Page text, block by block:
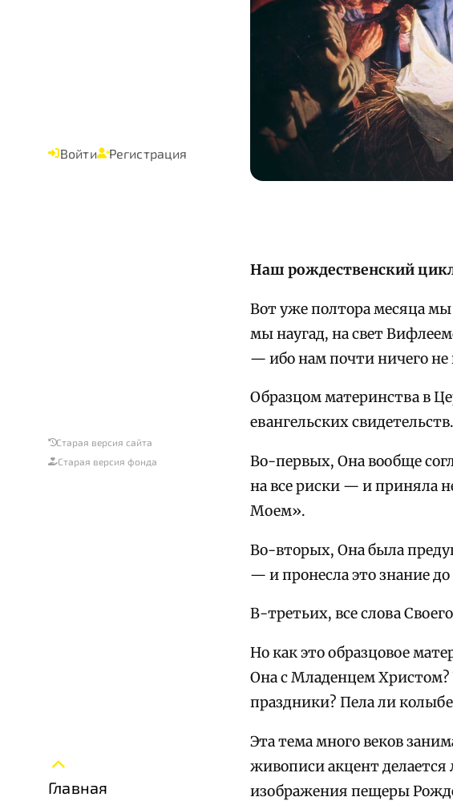
Войти Регистрация
Старая версия сайта
Старая версия фонда
Главная
Наш рождественский
Вот уже полтора месяца
мы наугад, на свет
— ибо нам почти ничего не
Образцом материнства в
евангельских свидетельств.
Во-первых, Она вообще
на все риски — и приняла
Моем».
Во-вторых, Она была
— и пронесла это знание
В-третьих, все слова
Но как это образцовое
Она с Младенцем Христом?
праздники? Пела ли
Эта тема много веков
живописи акцент
изображения пещеры